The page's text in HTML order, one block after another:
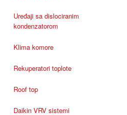
Uređaji sa dislociranim
kondenzatorom
Klima komore
Rekuperatori toplote
Roof top
Daikin VRV sistemi